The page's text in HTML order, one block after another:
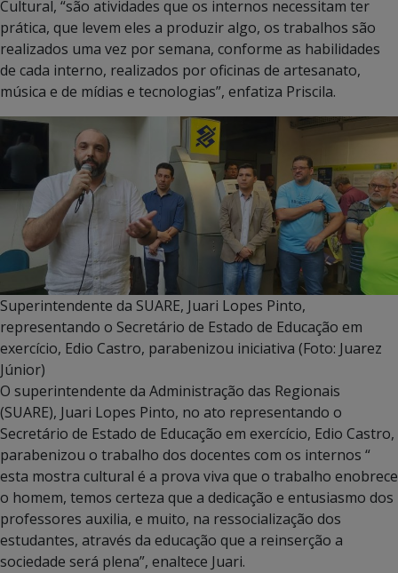
Cultural, “são atividades que os internos necessitam ter
prática, que levem eles a produzir algo, os trabalhos são
realizados uma vez por semana, conforme as habilidades
de cada interno, realizados por oficinas de artesanato,
música e de mídias e tecnologias”, enfatiza Priscila.
Superintendente da SUARE, Juari Lopes Pinto,
representando o Secretário de Estado de Educação em
exercício, Edio Castro, parabenizou iniciativa (Foto: Juarez
Júnior)
O superintendente da Administração das Regionais
(SUARE), Juari Lopes Pinto, no ato representando o
Secretário de Estado de Educação em exercício, Edio Castro,
parabenizou o trabalho dos docentes com os internos “
esta mostra cultural é a prova viva que o trabalho enobrece
o homem, temos certeza que a dedicação e entusiasmo dos
professores auxilia, e muito, na ressocialização dos
estudantes, através da educação que a reinserção a
sociedade será plena”, enaltece Juari.